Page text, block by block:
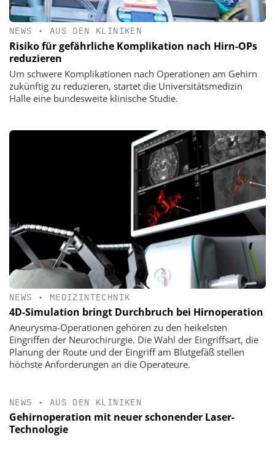
NEWS • AUS DEN KLINIKEN
Risiko für gefährliche Komplikation nach Hirn-OPs
reduzieren
Um schwere Komplikationen nach Operationen am Gehirn
zukünftig zu reduzieren, startet die Universitätsmedizin
Halle eine bundesweite klinische Studie.
NEWS • MEDIZINTECHNIK
4D-Simulation bringt Durchbruch bei Hirnoperation
Aneurysma-Operationen gehören zu den heikelsten
Eingriffen der Neurochirurgie. Die Wahl der Eingriffsart, die
Planung der Route und der Eingriff am Blutgefäß stellen
höchste Anforderungen an die Operateure.
NEWS • AUS DEN KLINIKEN
Gehirnoperation mit neuer schonender Laser-
Technologie